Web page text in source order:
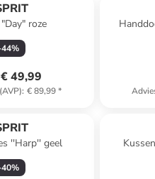
roze
44%
€ 49,99
: € 89,99*
''Harp'' geel
40%